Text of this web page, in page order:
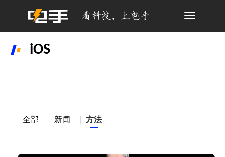
Toggle
iOS
全部 新闻 方法